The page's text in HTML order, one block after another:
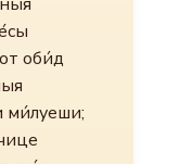
оби́д
ми́луеши;